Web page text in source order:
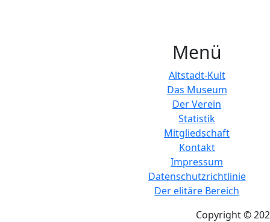
Menü
Altstadt-Kult
Das Museum
Der Verein
Statistik
Mitgliedschaft
Kontakt
Impressum
Datenschutzrichtlinie
Der elitäre Bereich
Copyright ©